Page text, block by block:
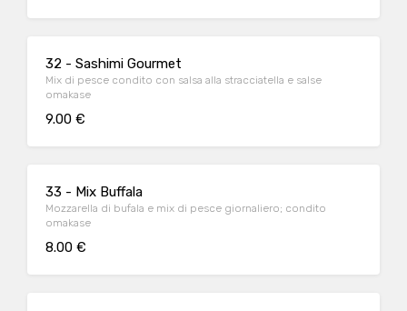
32 - Sashimi Gourmet
Mix di pesce condito con salsa alla stracciatella e salse
omakase
9.00 €
33 - Mix Buffala
Mozzarella di bufala e mix di pesce giornaliero; condito
omakase
8.00 €